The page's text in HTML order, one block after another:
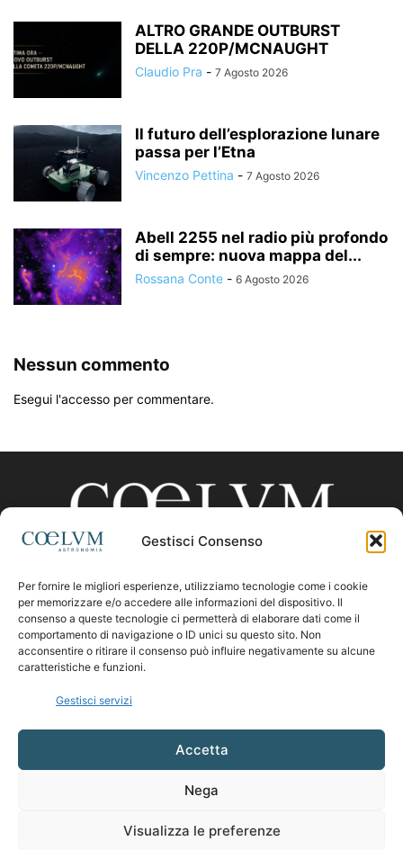
Gestisci Consenso
Per fornire le migliori esperienze, utilizziamo tecnologie come i cookie
per memorizzare e/o accedere alle informazioni del dispositivo. Il
consenso a queste tecnologie ci permetterà di elaborare dati come il
comportamento di navigazione o ID unici su questo sito. Non
acconsentire o ritirare il consenso può influire negativamente su alcune
caratteristiche e funzioni.
Gestisci servizi
Accetta
Nega
Visualizza le preferenze
ALTRO GRANDE OUTBURST
DELLA 220P/MCNAUGHT
Claudio Pra - 7 Agosto 2026
Il futuro dell’esplorazione lunare
passa per l’Etna
Vincenzo Pettina - 7 Agosto 2026
Abell 2255 nel radio più profondo
di sempre: nuova mappa del...
Rossana Conte - 6 Agosto 2026
Nessun commento
Esegui l'accesso per commentare.
CHI SIAMO
Contattaci:coelumastro@coelum.com